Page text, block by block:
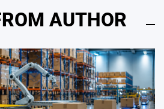
AUTHOR